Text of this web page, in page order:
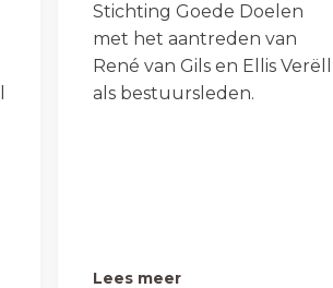
Stichting Goede Doelen
met het aantreden van
René van Gils en Ellis Verëll
als bestuursleden.
Lees meer